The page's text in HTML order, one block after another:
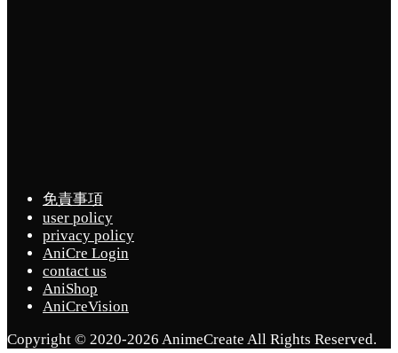
免責事項
user policy
privacy policy
AniCre Login
contact us
AniShop
AniCreVision
Copyright © 2020-2026 AnimeCreate All Rights Reserved.